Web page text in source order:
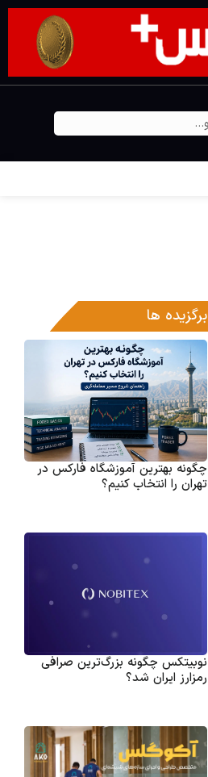
برگزیده ها
چگونه بهترین آموزشگاه فارکس در
تهران را انتخاب کنیم؟
نوبیتکس چگونه بزرگ‌ترین صرافی
رمزارز ایران شد؟